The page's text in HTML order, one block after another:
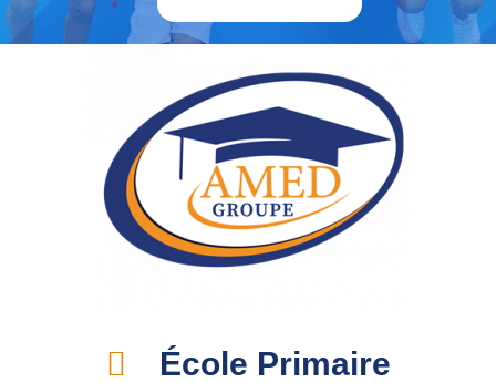
École Primaire